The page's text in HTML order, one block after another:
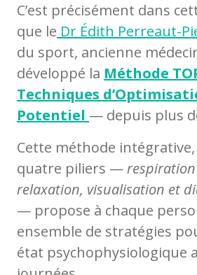
C’est précisément dans
que le Dr Édith Perreaut-
du sport, ancienne
développé la Méthode
Techniques
Potentiel — depuis plus
Cette méthode
quatre piliers —
relaxation, visualisation et
— propose à chaque
ensemble de stratégies
état psychophysiologique